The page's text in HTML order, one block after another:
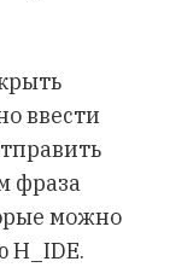
ввести
фраза
можно
H_IDE.